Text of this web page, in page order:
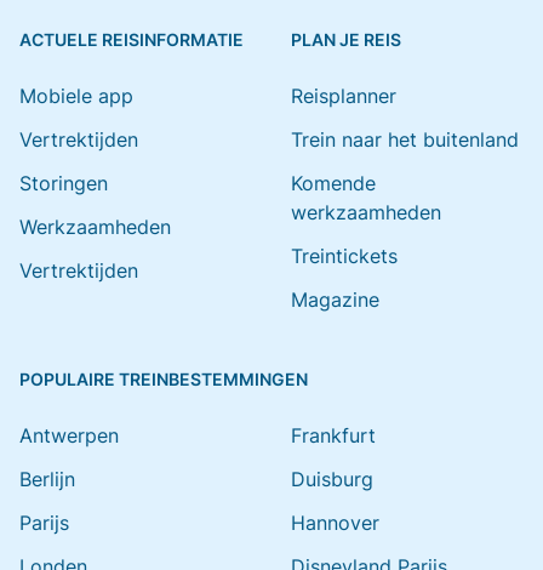
ACTUELE REISINFORMATIE
Mobiele app
Vertrektijden
Storingen
Werkzaamheden
Vertrektijden
PLAN JE REIS
Reisplanner
Trein naar het buitenland
Komende
werkzaamheden
Treintickets
Magazine
POPULAIRE TREINBESTEMMINGEN
Antwerpen
Berlijn
Parijs
Frankfurt
Duisburg
Hannover